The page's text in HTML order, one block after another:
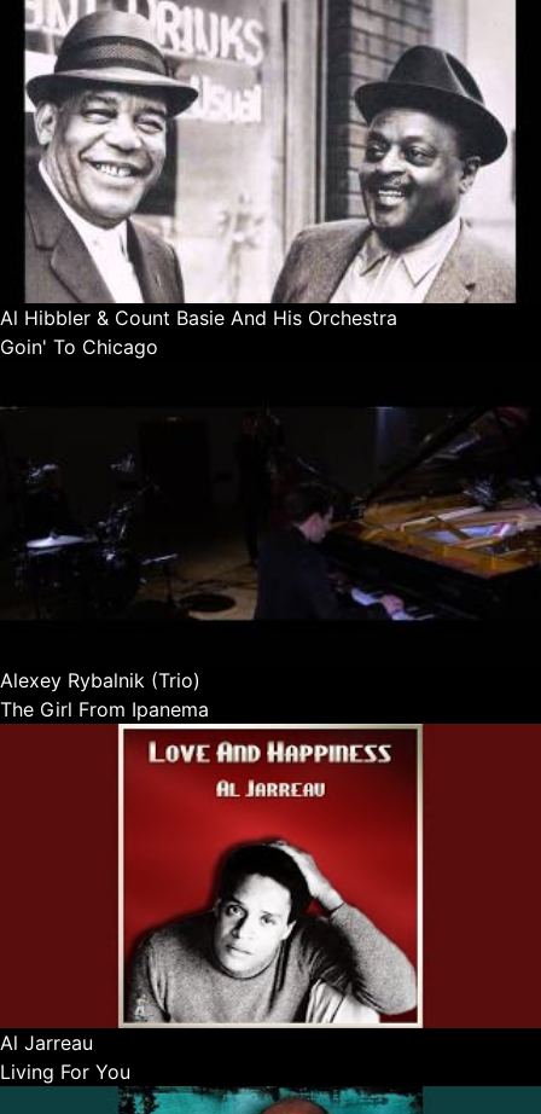
Al Hibbler & Count Basie And His Orchestra
Goin' To Chicago
Alexey Rybalnik (Trio)
The Girl From Ipanema
Al Jarreau
Living For You